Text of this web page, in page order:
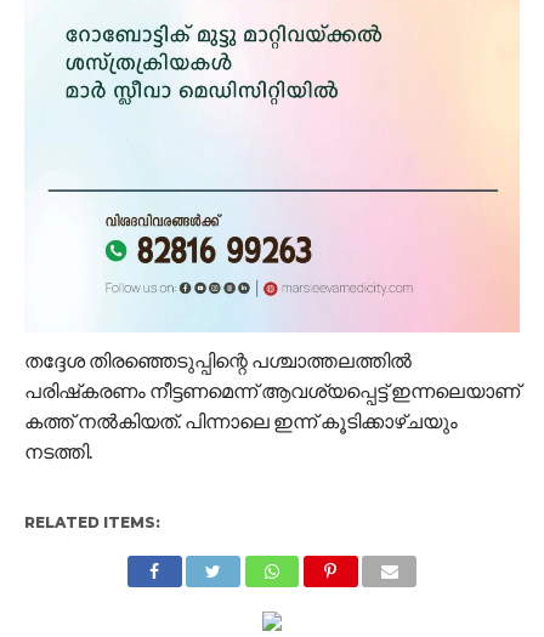
തദ്ദേശ തിരഞ്ഞെടുപ്പിന്റെ പശ്ചാത്തലത്തില്‍
പരിഷ്‌കരണം നീട്ടണമെന്ന് ആവശ്യപ്പെട്ട് ഇന്നലെയാണ്
കത്ത് നല്‍കിയത്. പിന്നാലെ ഇന്ന് കൂടിക്കാഴ്ചയും
നടത്തി.
RELATED ITEMS: